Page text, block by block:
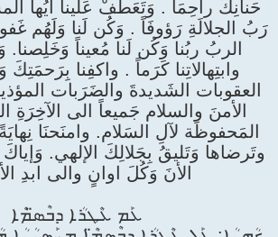
حَنانِكَ راحِمَاً . وَتَعَطَفْ عَلَينا أيُها
رَبُ الجلالَةِ رَؤوفَاً . وَكُن لَنا وَلَهُم
الربُ ربُنا وَكُن لَنا مُعيناً وَخَلِصنا.
وابتِهالاتِنا كَرَماً . واكفِنا
العقوبات الشَديدةَ والضَرَبات
الأمنَ والسلام جَميعاً الى الآخِرَةِ
المَحفوظَة لآلِ السَلام. وامنَحنَا
وتَرضاها وَتَليقُ بِجَلالِكَ الإلهي.
الأنَ وَكُلَ اوانٍ والى ابدِ
ܥܰܡ ܥܶܛܪܳܐ ܕܒܶܣ̈ܡܶܐ